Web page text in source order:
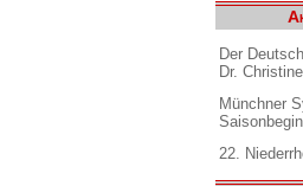
Der
Dr.
Münchner
22.